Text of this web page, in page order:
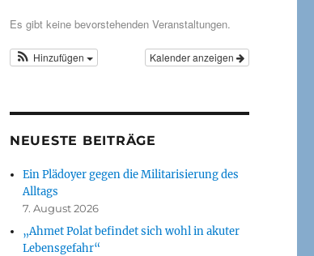
Es gibt keine bevorstehenden Veranstaltungen.
Kalender anzeigen
Hinzufügen
NEUESTE BEITRÄGE
Ein Plädoyer gegen die Militarisierung des
Alltags
7. August 2026
„Ahmet Polat befindet sich wohl in akuter
Lebensgefahr“